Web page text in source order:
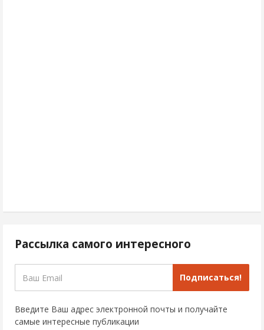
Рассылка самого интересного
Подписаться!
Введите Ваш адрес электронной почты и получайте
самые интересные публикации